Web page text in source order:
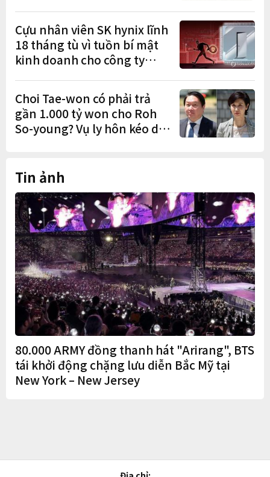
Cựu nhân viên SK hynix lĩnh
18 tháng tù vì tuồn bí mật
kinh doanh cho công ty
Choi Tae-won có phải trả
gần 1.000 tỷ won cho Roh
So-young? Vụ ly hôn kéo dài
Tin ảnh
80.000 ARMY đồng thanh hát "Arirang", BTS
tái khởi động chặng lưu diễn Bắc Mỹ tại
New York – New Jersey